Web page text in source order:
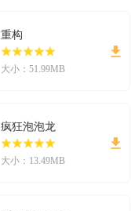
重构
大小：51.99MB
疯狂泡泡龙
大小：13.49MB